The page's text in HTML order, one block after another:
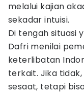
melalui kajian
sekadar intuisi.
Di tengah situasi
Dafri menilai
keterlibatan
terkait. Jika
sesaat, tetapi